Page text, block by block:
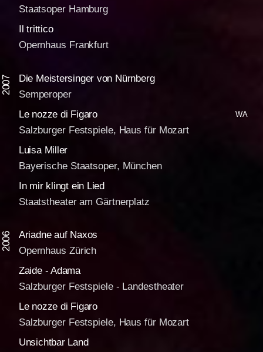
Staatsoper Hamburg
Il trittico
Opernhaus Frankfurt
2007
Die Meistersinger von Nürnberg
Semperoper
Le nozze di Figaro
WA
Salzburger Festspiele, Haus für Mozart
Luisa Miller
Bayerische Staatsoper, München
In mir klingt ein Lied
Staatstheater am Gärtnerplatz
2006
Ariadne auf Naxos
Opernhaus Zürich
Zaide - Adama
Salzburger Festspiele - Landestheater
Le nozze di Figaro
Salzburger Festspiele, Haus für Mozart
Unsichtbar Land